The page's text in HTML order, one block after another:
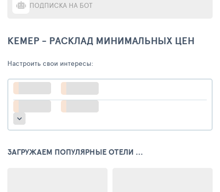
ПОДПИСКА НА БОТ
КЕМЕР - РАСКЛАД МИНИМАЛЬНЫХ ЦЕН
Настроить свои интересы:
ЗАГРУЖАЕМ ПОПУЛЯРНЫЕ ОТЕЛИ ...